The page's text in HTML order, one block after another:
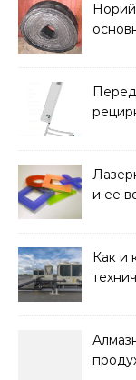
и
и ее
Как и